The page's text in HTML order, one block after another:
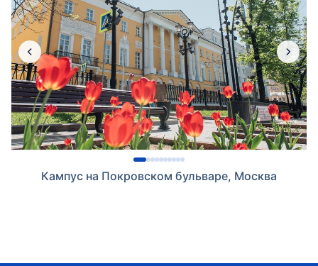
Кампус на Покровском бульваре, Москва